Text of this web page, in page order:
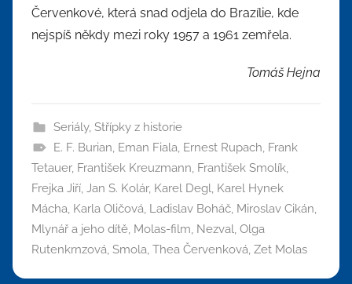
Červenkové, která snad odjela do Brazílie, kde
nejspíš někdy mezi roky 1957 a 1961 zemřela.
Tomáš Hejna
Seriály, Střípky z historie
E. F. Burian, Eman Fiala, Ernest Rupach, Frank
Tetauer, František Kreuzmann, František Smolík,
Frejka Jiří, Jan S. Kolár, Karel Degl, Karel Hynek
Mácha, Karla Oličová, Ladislav Boháč, Miroslav Cikán,
Mlynář a jeho dítě, Molas-film, Nezval, Olga
Rutenkrnzová, Smola, Thea Červenková, Zet Molas